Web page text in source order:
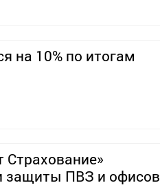
на 10% по итогам
Страхование»
защиты ПВЗ и офисов